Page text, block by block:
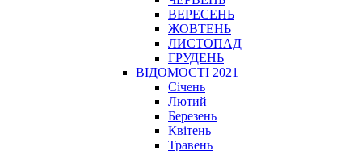
ВЕРЕСЕНЬ
ЖОВТЕНЬ
ЛИСТОПАД
ГРУДЕНЬ
ВІДОМОСТІ 2021
Січень
Лютий
Березень
Квітень
Травень